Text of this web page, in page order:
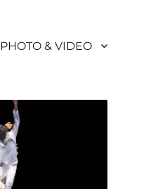
PHOTO & VIDEO